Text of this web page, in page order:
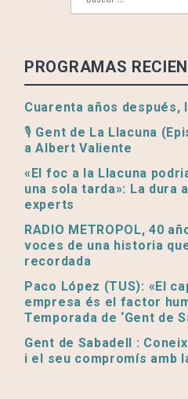
PROGRAMAS
Cuarenta años después,
🎙️ Gent de La Llacuna
a Albert Valiente
«El foc a la Llacuna
una sola tarda»: La dura
experts
RADIO METROPOL, 40
voces de una historia
recordada
Paco López (TUS): «El
empresa és el factor
Temporada de ‘Gent de
Gent de Sabadell :
i el seu compromís amb